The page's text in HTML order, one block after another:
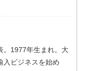
。1977年生まれ。大
入ビジネスを始め